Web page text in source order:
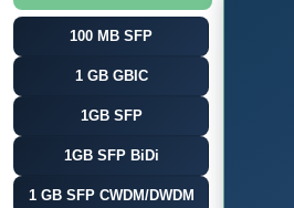
100 MB SFP
1 GB GBIC
1GB SFP
1GB SFP BiDi
1 GB SFP CWDM/DWDM